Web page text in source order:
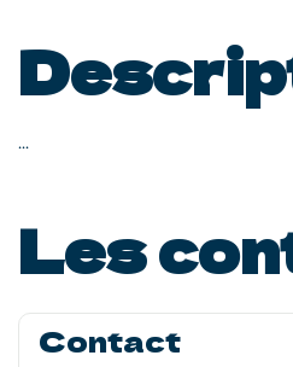
...
Les
Contact